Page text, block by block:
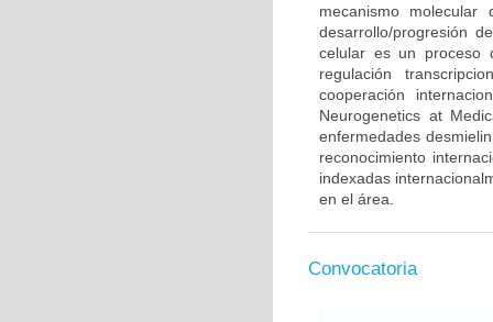
mecanismo
desarrollo/progresión
celular es un proceso
regulación
cooperación
Neurogenetics at
enfermedades
reconocimiento
indexadas
en el área.
Convocatoria